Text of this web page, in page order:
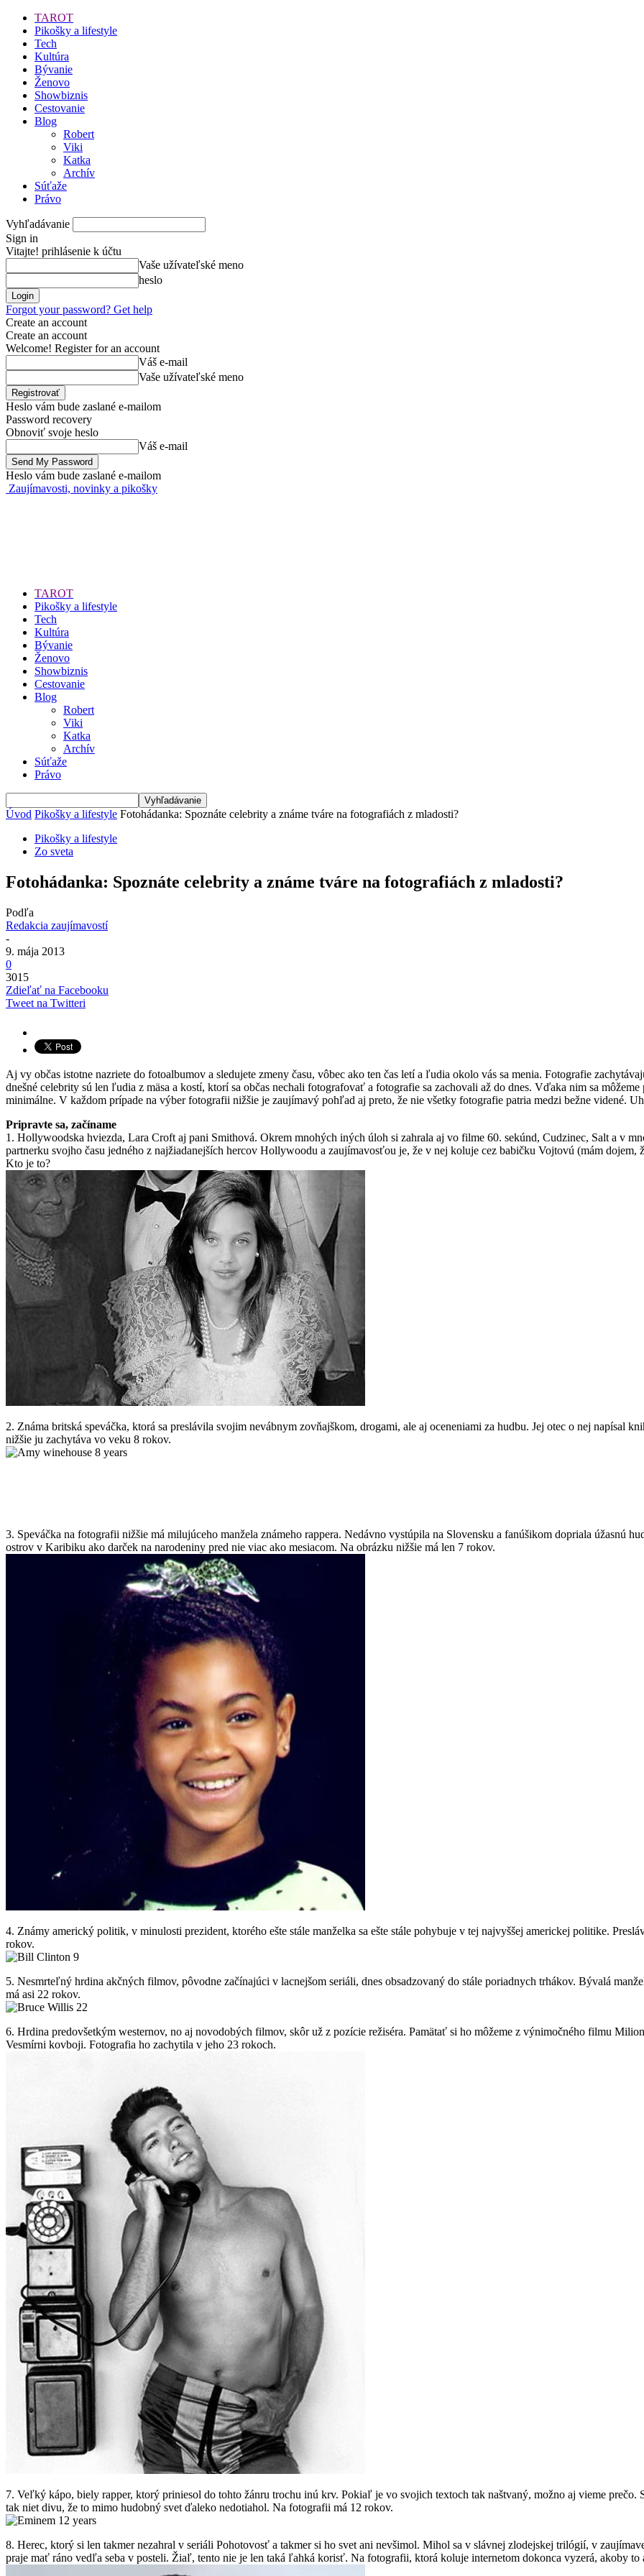
TAROT
Pikošky a lifestyle
Tech
Kultúra
Bývanie
Ženovo
Showbiznis
Cestovanie
Blog
Robert
Viki
Katka
Archív
Súťaže
Právo
Vyhľadávanie
Sign in
Vitajte! prihlásenie k účtu
Vaše užívateľské meno
heslo
Forgot your password? Get help
Create an account
Create an account
Welcome! Register for an account
Váš e-mail
Vaše užívateľské meno
Heslo vám bude zaslané e-mailom
Password recovery
Obnoviť svoje heslo
Váš e-mail
Heslo vám bude zaslané e-mailom
Zaujímavosti, novinky a pikošky
TAROT
Pikošky a lifestyle
Tech
Kultúra
Bývanie
Ženovo
Showbiznis
Cestovanie
Blog
Robert
Viki
Katka
Archív
Súťaže
Právo
Úvod Pikošky a lifestyle Fotohádanka: Spoznáte celebrity a známe tváre na fotografiách z mladosti?
Pikošky a lifestyle
Zo sveta
Fotohádanka: Spoznáte celebrity a známe tváre na fotografiách z mladosti?
Podľa
Redakcia zaujímavostí
-
9. mája 2013
0
3015
Zdieľať na Facebooku
Tweet na Twitteri
Aj vy občas istotne nazriete do fotoalbumov a sledujete zmeny času, vôbec ako ten čas letí a ľudia okolo vás sa menia. Fotografie
dnešné celebrity sú len ľudia z mäsa a kostí, ktorí sa občas nechali fotografovať a fotografie sa zachovali až do dnes. Vďaka nim sa
minimálne. V každom prípade na výber fotografii nižšie je zaujímavý pohľad aj preto, že nie všetky fotografie patria medzi bežne videné.
Pripravte sa, začíname
1. Hollywoodska hviezda, Lara Croft aj pani Smithová. Okrem mnohých iných úloh si zahrala aj vo filme 60. sekúnd, Cudzinec, Salt a v
partnerku svojho času jedného z najžiadanejších hercov Hollywoodu a zaujímavosťou je, že v nej koluje cez babičku Vojtovú (mám
Kto je to?
2. Známa britská speváčka, ktorá sa preslávila svojim nevábnym zovňajškom, drogami, ale aj oceneniami za hudbu. Jej otec o nej napísal
nižšie ju zachytáva vo veku 8 rokov.
3. Speváčka na fotografii nižšie má milujúceho manžela známeho rappera. Nedávno vystúpila na Slovensku a fanúšikom dopriala úžasnú
ostrov v Karibiku ako darček na narodeniny pred nie viac ako mesiacom. Na obrázku nižšie má len 7 rokov.
4. Známy americký politik, v minulosti prezident, ktorého ešte stále manželka sa ešte stále pohybuje v tej najvyššej americkej politike.
rokov.
5. Nesmrteľný hrdina akčných filmov, pôvodne začínajúci v lacnejšom seriáli, dnes obsadzovaný do stále poriadnych trhákov. Bývalá
má asi 22 rokov.
6. Hrdina predovšetkým westernov, no aj novodobých filmov, skôr už z pozície režiséra. Pamätať si ho môžeme z výnimočného filmu
Vesmírni kovboji. Fotografia ho zachytila v jeho 23 rokoch.
7. Veľký kápo, biely rapper, ktorý priniesol do tohto žánru trochu inú krv. Pokiaľ je vo svojich textoch tak naštvaný, možno aj vieme prečo.
tak niet divu, že to mimo hudobný svet ďaleko nedotiahol. Na fotografii má 12 rokov.
8. Herec, ktorý si len takmer nezahral v seriáli Pohotovosť a takmer si ho svet ani nevšimol. Mihol sa v slávnej zlodejskej trilógií, v
praje mať ráno vedľa seba v posteli. Žiaľ, tento nie je len taká ľahká korisť. Na fotografii, ktorá koluje internetom dokonca vyzerá, akoby